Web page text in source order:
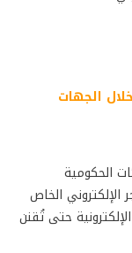
الجهات
الحكومية
الخاص
حتى تُقنن